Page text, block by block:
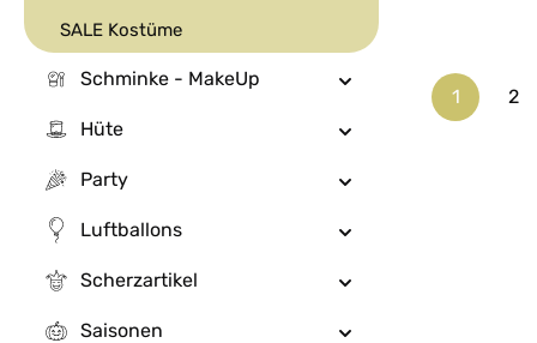
SALE Kostüme
Schminke - MakeUp
Hüte
Party
Luftballons
Scherzartikel
Saisonen
Seite
1 2